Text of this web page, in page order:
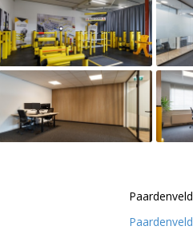
Paardenveld
Paardenveld